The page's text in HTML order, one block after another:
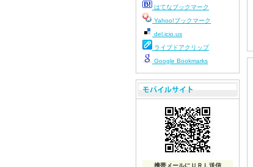
はてなブックマーク
Yahoo!ブックマーク
del.icio.us
ライブドアクリップ
Google Bookmarks
携帯メールにＵＲＬ送信